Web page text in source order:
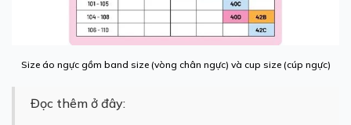
Size áo ngực gồm band size (vòng chân ngực) và cup size (cúp ngực)
Đọc thêm ở đây: